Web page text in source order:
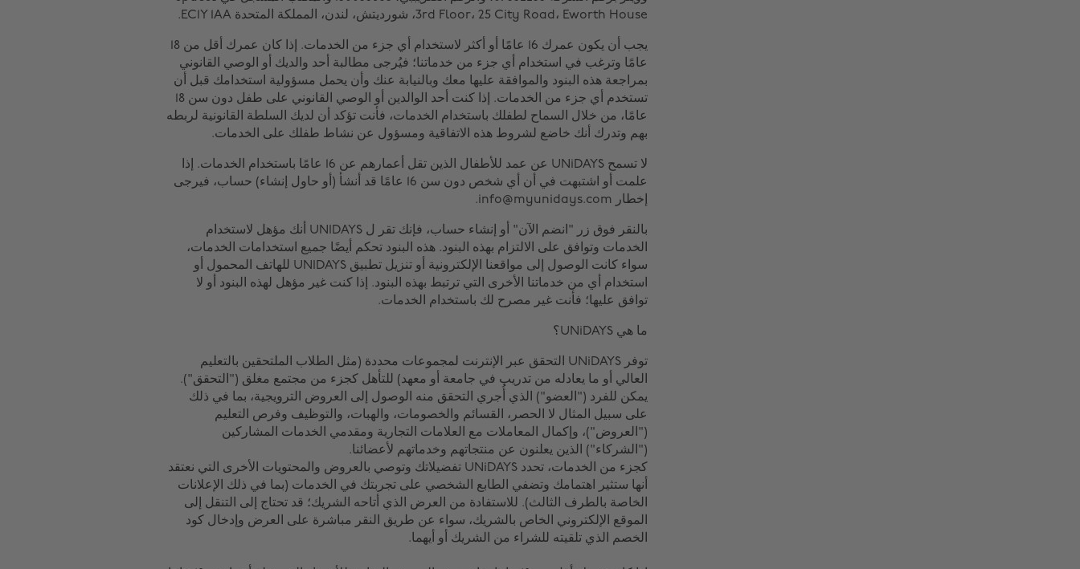
3rd Floor، 25 City Road، Eworth House، شورديتش، لندن، المملكة المتحدة EC1Y 1AA.
يجب أن يكون عمرك 16 عامًا أو أكثر لاستخدام أي جزء من الخدمات. إذا كان عمرك أقل من 18
عامًا وترغب في استخدام أي جزء من خدماتنا؛ فيُرجى مطالبة أحد والديك أو الوصي القانوني
بمراجعة هذه البنود والموافقة عليها معك وبالنيابة عنك وأن يحمل مسؤولية استخدامك قبل أن
تستخدم أي جزء من الخدمات. إذا كنت أحد الوالدين أو الوصي القانوني على طفل دون سن 18
عامًا، من خلال السماح لطفلك باستخدام الخدمات، فأنت تؤكد أن لديك السلطة القانونية لربطه
بهم وتدرك أنك خاضع لشروط هذه الاتفاقية ومسؤول عن نشاط طفلك على الخدمات.
لا تسمح UNiDAYS عن عمد للأطفال الذين تقل أعمارهم عن 16 عامًا باستخدام الخدمات. إذا
علمت أو اشتبهت في أن أي شخص دون سن 16 عامًا قد أنشأ (أو حاول إنشاء) حساب، فيرجى
إخطار info@myunidays.com.
بالنقر فوق زر "انضم الآن" أو إنشاء حساب، فإنك تقر ل UNIDAYS أنك مؤهل لاستخدام
الخدمات وتوافق على الالتزام بهذه البنود. هذه البنود تحكم أيضًا جميع استخدامات الخدمات،
سواء كانت الوصول إلى مواقعنا الإلكترونية أو تنزيل تطبيق UNIDAYS للهاتف المحمول أو
استخدام أي من خدماتنا الأخرى التي ترتبط بهذه البنود. إذا كنت غير مؤهل لهذه البنود أو لا
توافق عليها؛ فأنت غير مصرح لك باستخدام الخدمات.
ما هي UNiDAYS؟
توفر UNiDAYS التحقق عبر الإنترنت لمجموعات محددة (مثل الطلاب الملتحقين بالتعليم
العالي أو ما يعادله من تدريب في جامعة أو معهد) للتأهل كجزء من مجتمع مغلق ("التحقق").
يمكن للفرد ("العضو") الذي أُجري التحقق منه الوصول إلى العروض الترويجية، بما في ذلك
على سبيل المثال لا الحصر، القسائم والخصومات، والهبات، والتوظيف وفرص التعليم
("العروض")، وإكمال المعاملات مع العلامات التجارية ومقدمي الخدمات المشاركين
("الشركاء") الذين يعلنون عن منتجاتهم وخدماتهم لأعضائنا.
كجزء من الخدمات، تحدد UNiDAYS تفضيلاتك وتوصي بالعروض والمحتويات الأخرى التي نعتقد
أنها ستثير اهتمامك وتضفي الطابع الشخصي على تجربتك في الخدمات (بما في ذلك الإعلانات
الخاصة بالطرف الثالث). للاستفادة من العرض الذي أتاحه الشريك؛ قد تحتاج إلى التنقل إلى
الموقع الإلكتروني الخاص بالشريك، سواء عن طريق النقر مباشرة على العرض وإدخال كود
الخصم الذي تلقيته للشراء من الشريك أو أيهما.